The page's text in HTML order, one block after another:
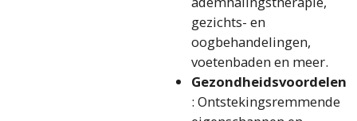
gezichts- en
oogbehandelingen,
voetenbaden en meer.
Gezondheidsvoordelen
: Ontstekingsremmende